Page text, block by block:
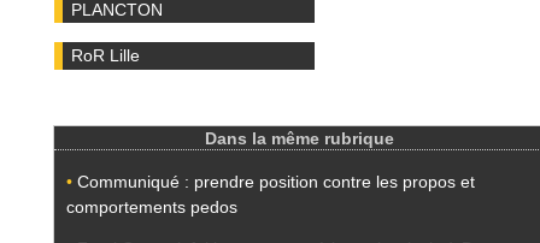
PLANCTON
RoR Lille
Dans la même rubrique
• Communiqué : prendre position contre les propos et
comportements pedos